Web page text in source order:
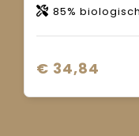
85% biologisch
€ 34,84